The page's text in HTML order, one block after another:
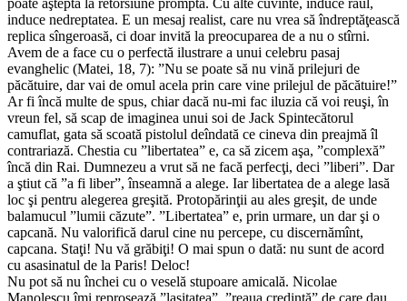
poate aştepta la retorsiune promptă. Cu alte cuvinte, induce răul,
induce nedreptatea. E un mesaj realist, care nu vrea să îndreptăţească
replica sîngeroasă, ci doar invită la preocuparea de a nu o stîrni.
Avem de a face cu o perfectă ilustrare a unui celebru pasaj
evanghelic (Matei, 18, 7): ”Nu se poate să nu vină prilejuri de
păcătuire, dar vai de omul acela prin care vine prilejul de păcătuire!”
Ar fi încă multe de spus, chiar dacă nu-mi fac iluzia că voi reuşi, în
vreun fel, să scap de imaginea unui soi de Jack Spintecătorul
camuflat, gata să scoată pistolul deîndată ce cineva din preajmă îl
contrariază. Chestia cu ”libertatea” e, ca să zicem aşa, ”complexă”
încă din Rai. Dumnezeu a vrut să ne facă perfecţi, deci ”liberi”. Dar
a ştiut că ”a fi liber”, înseamnă a alege. Iar libertatea de a alege lasă
loc şi pentru alegerea greşită. Protopărinţii au ales greşit, de unde
balamucul ”lumii căzute”. ”Libertatea” e, prin urmare, un dar şi o
capcană. Nu valorifică darul cine nu percepe, cu discernămînt,
capcana. Staţi! Nu vă grăbiţi! O mai spun o dată: nu sunt de acord
cu asasinatul de la Paris! Deloc!
Nu pot să nu închei cu o veselă stupoare amicală. Nicolae
Manolescu îmi reproşează ”laşitatea”, ”reaua credinţă” de care dau